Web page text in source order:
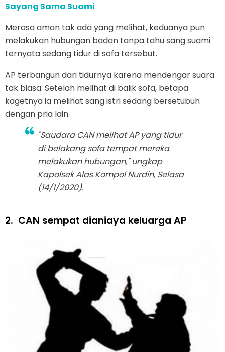
Sayang Sama Suami
Merasa aman tak ada yang melihat, keduanya pun
melakukan hubungan badan tanpa tahu sang suami
ternyata sedang tidur di sofa tersebut.
AP terbangun dari tidurnya karena mendengar suara
tak biasa. Setelah melihat di balik sofa, betapa
kagetnya ia melihat sang istri sedang bersetubuh
dengan pria lain.
"Saudara CAN melihat AP yang tidur
di belakang sofa tempat mereka
melakukan hubungan," ungkap
Kapolsek Alas Kompol Nurdin, Selasa
(14/1/2020).
2. CAN sempat dianiaya keluarga AP